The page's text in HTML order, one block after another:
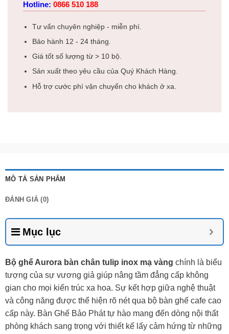
Hotline: 0866 510 188
Tư vấn chuyên nghiệp - miễn phí.
Bảo hành 12 - 24 tháng.
Giá tốt số lượng từ > 10 bộ.
Sản xuất theo yêu cầu của Quý Khách Hàng.
Hỗ trợ cước phí vận chuyển cho khách ở xa.
MÔ TẢ SẢN PHẨM
ĐÁNH GIÁ (0)
Mục lục
Bộ ghế Aurora bàn chân tulip inox mạ vàng chính là biểu
tượng của sự vương giả giúp nâng tầm đẳng cấp không
gian cho mọi kiến trúc xa hoa. Sự kết hợp giữa nghệ thuật
và công năng được thể hiện rõ nét qua bộ bàn ghế cafe cao
cấp này. Bàn Ghế Bảo Phát tự hào mang đến dòng nội thất
phòng khách sang trọng với thiết kế lấy cảm hứng từ những